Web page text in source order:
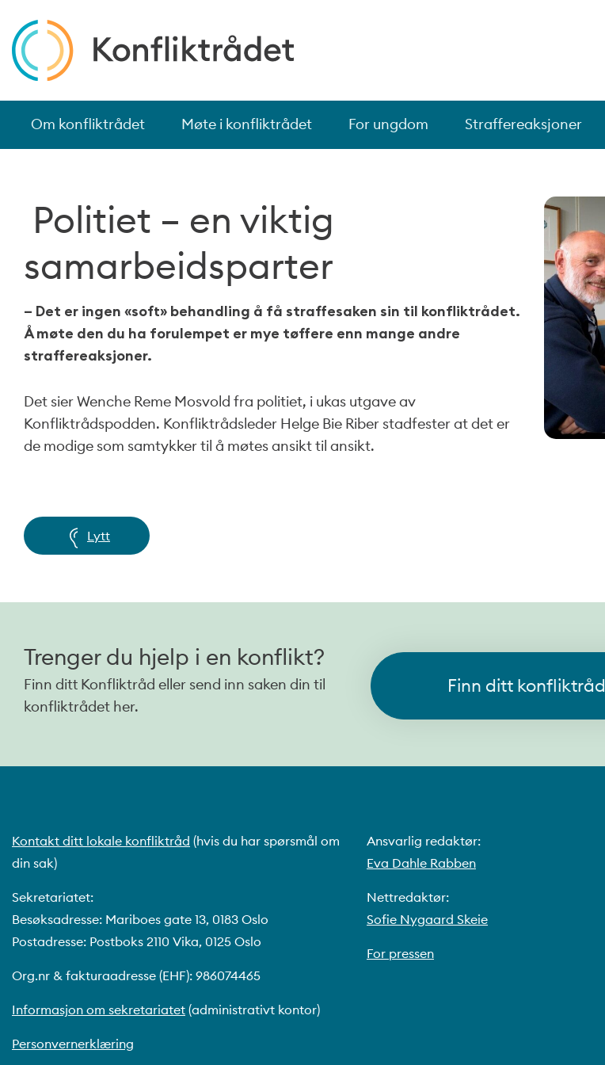
Om konfliktrådet Møte i konfliktrådet For ungdom Straffereaksjoner
Politiet – en viktig
samarbeidsparter
– Det er ingen «soft» behandling å få straffesaken sin til konfliktrådet.
Å møte den du ha forulempet er mye tøffere enn mange andre
straffereaksjoner.
Det sier Wenche Reme Mosvold fra politiet, i ukas utgave av
Konfliktrådspodden. Konfliktrådsleder Helge Bie Riber stadfester at det er
de modige som samtykker til å møtes ansikt til ansikt.
Lytt
Trenger du hjelp i en konflikt?
Finn ditt Konfliktråd eller send inn saken din til
konfliktrådet her.
Finn ditt konfliktråd
Kontakt ditt lokale konfliktråd (hvis du har spørsmål om
din sak)
Sekretariatet:
Besøksadresse: Mariboes gate 13, 0183 Oslo
Postadresse: Postboks 2110 Vika, 0125 Oslo
Org.nr & fakturaadresse (EHF): 986074465
Informasjon om sekretariatet (administrativt kontor)
Personvernerklæring
Ansvarlig redaktør:
Eva Dahle Rabben
Nettredaktør:
Sofie Nygaard Skeie
For pressen